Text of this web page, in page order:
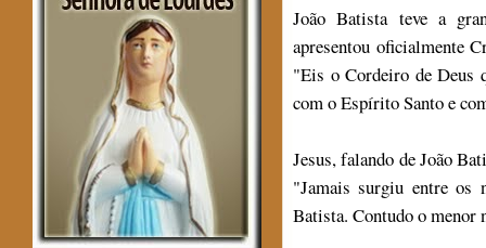
João Batista teve a
apresentou oficialmente
"Eis o Cordeiro de Deus
com o Espírito Santo e
Jesus, falando de João
"Jamais surgiu entre os
Batista. Contudo o menor